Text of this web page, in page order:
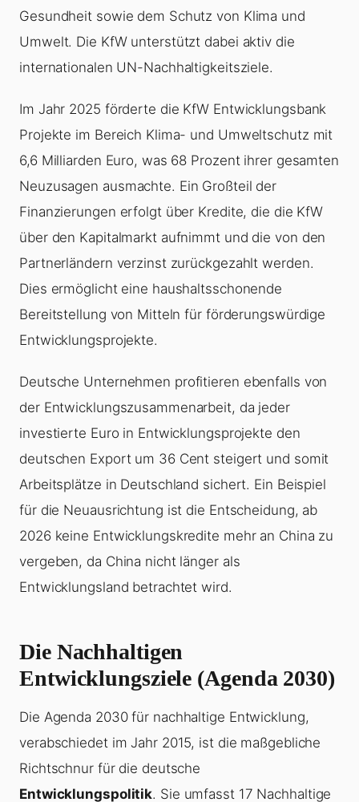
Gesundheit sowie dem Schutz von Klima und
Umwelt. Die KfW unterstützt dabei aktiv die
internationalen UN-Nachhaltigkeitsziele.
Im Jahr 2025 förderte die KfW Entwicklungsbank
Projekte im Bereich Klima- und Umweltschutz mit
6,6 Milliarden Euro, was 68 Prozent ihrer gesamten
Neuzusagen ausmachte. Ein Großteil der
Finanzierungen erfolgt über Kredite, die die KfW
über den Kapitalmarkt aufnimmt und die von den
Partnerländern verzinst zurückgezahlt werden.
Dies ermöglicht eine haushaltsschonende
Bereitstellung von Mitteln für förderungswürdige
Entwicklungsprojekte.
Deutsche Unternehmen profitieren ebenfalls von
der Entwicklungszusammenarbeit, da jeder
investierte Euro in Entwicklungsprojekte den
deutschen Export um 36 Cent steigert und somit
Arbeitsplätze in Deutschland sichert. Ein Beispiel
für die Neuausrichtung ist die Entscheidung, ab
2026 keine Entwicklungskredite mehr an China zu
vergeben, da China nicht länger als
Entwicklungsland betrachtet wird.
Die Nachhaltigen
Entwicklungsziele (Agenda 2030)
Die Agenda 2030 für nachhaltige Entwicklung,
verabschiedet im Jahr 2015, ist die maßgebliche
Richtschnur für die deutsche
Entwicklungspolitik. Sie umfasst 17 Nachhaltige